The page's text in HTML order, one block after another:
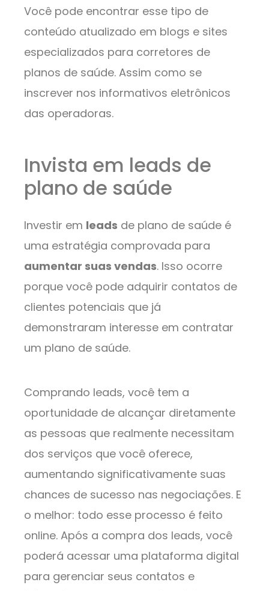
Você pode encontrar esse tipo de
conteúdo atualizado em blogs e sites
especializados para corretores de
planos de saúde. Assim como se
inscrever nos informativos eletrônicos
das operadoras.
Invista em leads de
plano de saúde
Investir em leads de plano de saúde é
uma estratégia comprovada para
aumentar suas vendas. Isso ocorre
porque você pode adquirir contatos de
clientes potenciais que já
demonstraram interesse em contratar
um plano de saúde.
Comprando leads, você tem a
oportunidade de alcançar diretamente
as pessoas que realmente necessitam
dos serviços que você oferece,
aumentando significativamente suas
chances de sucesso nas negociações. E
o melhor: todo esse processo é feito
online. Após a compra dos leads, você
poderá acessar uma plataforma digital
para gerenciar seus contatos e